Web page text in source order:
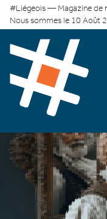
#Liégeois — Magazine de
Nous sommes le 10 Août